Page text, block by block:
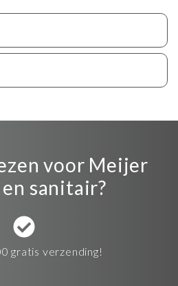
voor Meijer
en sanitair?
gratis verzending!